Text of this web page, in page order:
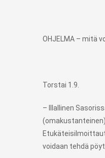
OHJELMA – mitä
Torstai 1.9.
– Illallinen
(omakustanteinen).
voidaan tehdä